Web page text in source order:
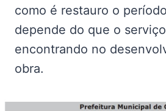
como é restauro o
depende do que o
encontrando no
obra.